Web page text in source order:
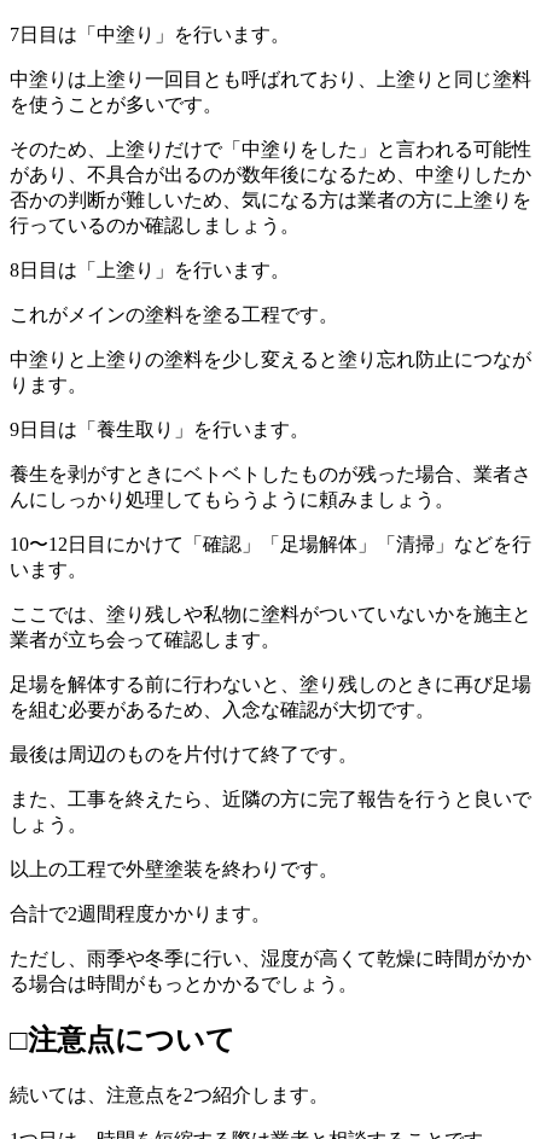
7日目は「中塗り」を行います。
中塗りは上塗り一回目とも呼ばれており、上塗りと同じ塗料
を使うことが多いです。
そのため、上塗りだけで「中塗りをした」と言われる可能性
があり、不具合が出るのが数年後になるため、中塗りしたか
否かの判断が難しいため、気になる方は業者の方に上塗りを
行っているのか確認しましょう。
8日目は「上塗り」を行います。
これがメインの塗料を塗る工程です。
中塗りと上塗りの塗料を少し変えると塗り忘れ防止につなが
ります。
9日目は「養生取り」を行います。
養生を剥がすときにベトベトしたものが残った場合、業者さ
んにしっかり処理してもらうように頼みましょう。
10〜12日目にかけて「確認」「足場解体」「清掃」などを行
います。
ここでは、塗り残しや私物に塗料がついていないかを施主と
業者が立ち会って確認します。
足場を解体する前に行わないと、塗り残しのときに再び足場
を組む必要があるため、入念な確認が大切です。
最後は周辺のものを片付けて終了です。
また、工事を終えたら、近隣の方に完了報告を行うと良いで
しょう。
以上の工程で外壁塗装を終わりです。
合計で2週間程度かかります。
ただし、雨季や冬季に行い、湿度が高くて乾燥に時間がかか
る場合は時間がもっとかかるでしょう。
□注意点について
続いては、注意点を2つ紹介します。